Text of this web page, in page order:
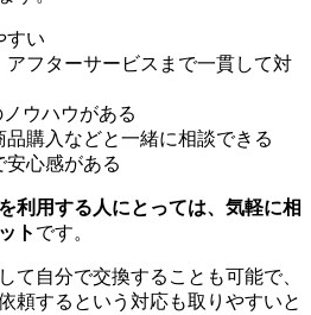
すい
アフターサービスまで一貫して対
ウハウがある
購入などと一緒に相談できる
安心感がある
利用する人にとっては、気軽に相
ト です。
て自分で交換することも可能で、
頼するという対応も取りやすいと